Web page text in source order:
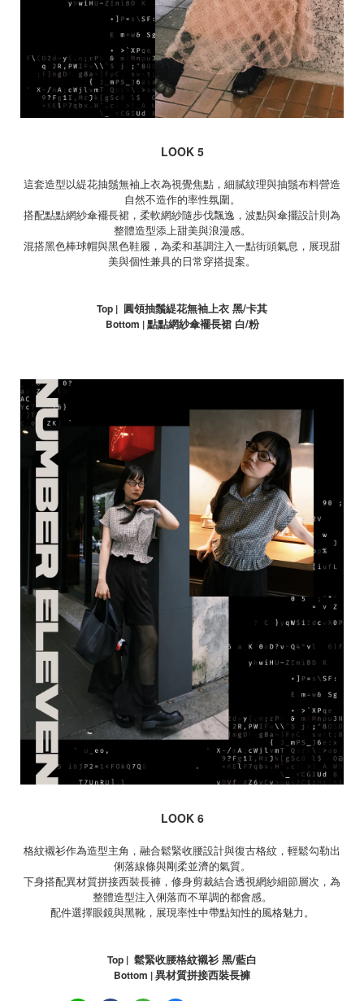
LOOK 5
這套造型以緹花抽鬚無袖上衣為視覺焦點，細膩紋理與抽鬚布料營造
自然不造作的率性氛圍。
搭配點點網紗傘襬長裙，柔軟網紗隨步伐飄逸，波點與傘擺設計則為
整體造型添上甜美與浪漫感。
混搭黑色棒球帽與黑色鞋履，為柔和基調注入一點街頭氣息，展現甜
美與個性兼具的日常穿搭提案。
Top | 圓領抽鬚緹花無袖上衣 黑/卡其
Bottom |點點網紗傘襬長裙 白/粉
LOOK 6
格紋襯衫作為造型主角，融合鬆緊收腰設計與復古格紋，輕鬆勾勒出
俐落線條與剛柔並濟的氣質。
下身搭配異材質拼接西裝長褲，修身剪裁結合透視網紗細節層次，為
整體造型注入俐落而不單調的都會感。
配件選擇眼鏡與黑靴，展現率性中帶點知性的風格魅力。
Top | 鬆緊收腰格紋襯衫 黑/藍白
Bottom |異材質拼接西裝長褲